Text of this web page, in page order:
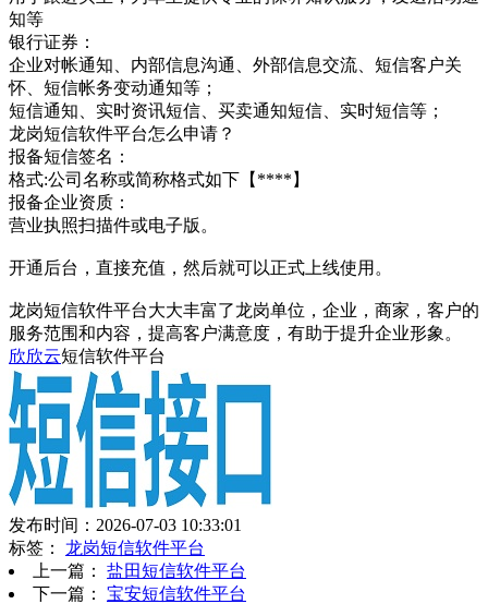
知等
银行证券：
企业对帐通知、内部信息沟通、外部信息交流、短信客户关
怀、短信帐务变动通知等；
短信通知、实时资讯短信、买卖通知短信、实时短信等；
龙岗短信软件平台怎么申请？
报备短信签名：
格式:公司名称或简称格式如下【****】
报备企业资质：
营业执照扫描件或电子版。
开通后台，直接充值，然后就可以正式上线使用。
龙岗短信软件平台大大丰富了龙岗单位，企业，商家，客户的
服务范围和内容，提高客户满意度，有助于提升企业形象。
欣欣云短信软件平台
发布时间：2026-07-03 10:33:01
标签： 龙岗短信软件平台
上一篇： 盐田短信软件平台
下一篇： 宝安短信软件平台